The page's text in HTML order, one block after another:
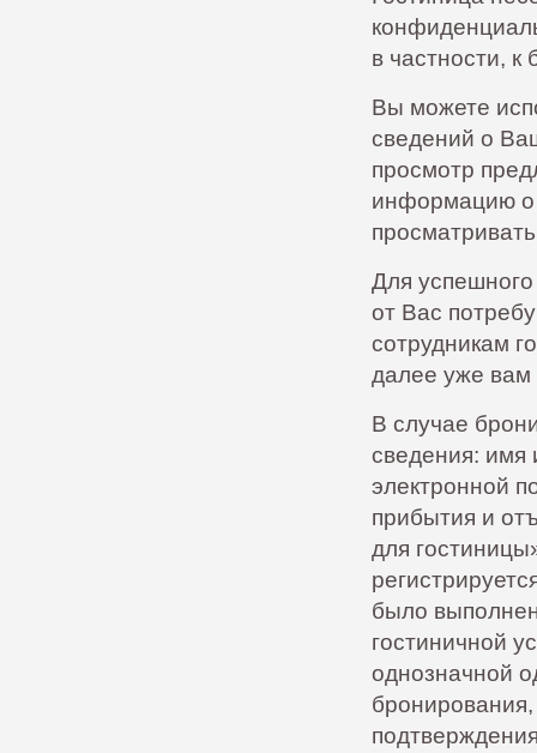
в частности,
Вы можете
сведений о
просмотр
информацию о
Для
от Вас
сотрудникам
далее уже вам
В случае
сведения:
электронной
прибытия и
для
было
гостиничной
однозначной